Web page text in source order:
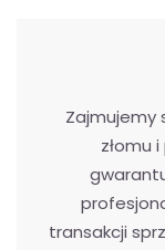
Zajmujemy
złomu
transakcji